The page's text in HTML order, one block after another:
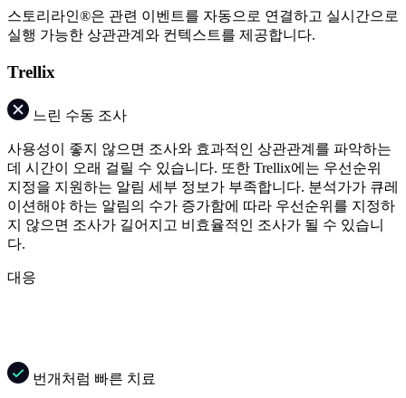
스토리라인®은 관련 이벤트를 자동으로 연결하고 실시간으로
실행 가능한 상관관계와 컨텍스트를 제공합니다.
Trellix
느린 수동 조사
사용성이 좋지 않으면 조사와 효과적인 상관관계를 파악하는
데 시간이 오래 걸릴 수 있습니다. 또한 Trellix에는 우선순위
지정을 지원하는 알림 세부 정보가 부족합니다. 분석가가 큐레
이션해야 하는 알림의 수가 증가함에 따라 우선순위를 지정하
지 않으면 조사가 길어지고 비효율적인 조사가 될 수 있습니
다.
대응
번개처럼 빠른 치료